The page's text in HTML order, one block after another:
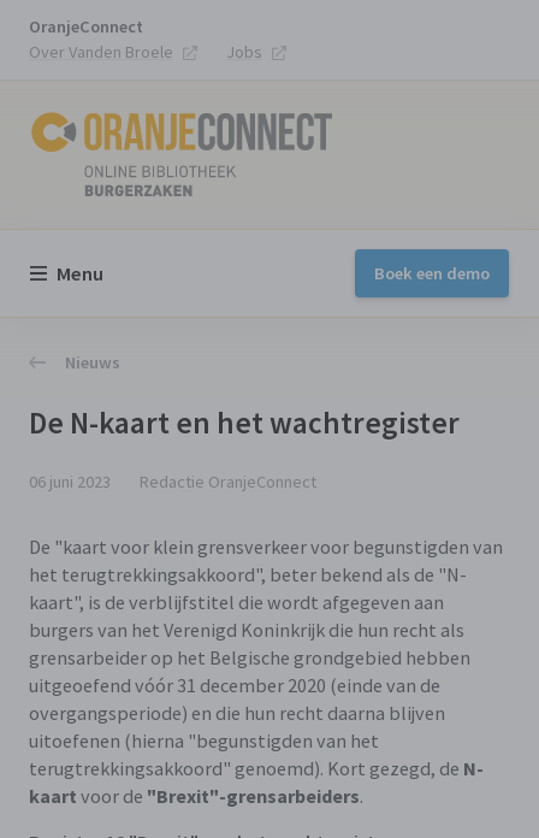
OranjeConnect
Over Vanden Broele
Jobs
Menu Boek een demo
Nieuws
De N-kaart en het wachtregister
06 juni 2023 Redactie OranjeConnect
De "kaart voor klein grensverkeer voor begunstigden van
het terugtrekkingsakkoord", beter bekend als de "N-
kaart", is de verblijfstitel die wordt afgegeven aan
burgers van het Verenigd Koninkrijk die hun recht als
grensarbeider op het Belgische grondgebied hebben
uitgeoefend vóór 31 december 2020 (einde van de
overgangsperiode) en die hun recht daarna blijven
uitoefenen (hierna "begunstigden van het
terugtrekkingsakkoord" genoemd). Kort gezegd, de N-
kaart voor de "Brexit"-grensarbeiders.